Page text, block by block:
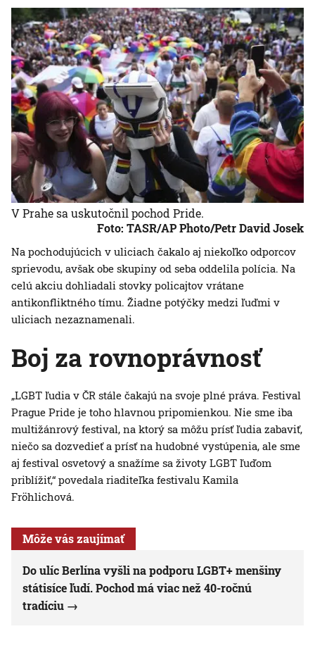
V Prahe sa uskutočnil pochod Pride.
Foto: TASR/AP Photo/Petr David Josek
Na pochodujúcich v uliciach čakalo aj niekoľko odporcov
sprievodu, avšak obe skupiny od seba oddelila polícia. Na
celú akciu dohliadali stovky policajtov vrátane
antikonfliktného tímu. Žiadne potýčky medzi ľuďmi v
uliciach nezaznamenali.
Boj za rovnoprávnosť
„LGBT ľudia v ČR stále čakajú na svoje plné práva. Festival
Prague Pride je toho hlavnou pripomienkou. Nie sme iba
multižánrový festival, na ktorý sa môžu prísť ľudia zabaviť,
niečo sa dozvedieť a prísť na hudobné vystúpenia, ale sme
aj festival osvetový a snažíme sa životy LGBT ľuďom
priblížiť,“ povedala riaditeľka festivalu Kamila
Fröhlichová.
Môže vás zaujímať
Do ulíc Berlína vyšli na podporu LGBT+ menšiny
státisíce ľudí. Pochod má viac než 40-ročnú
tradíciu